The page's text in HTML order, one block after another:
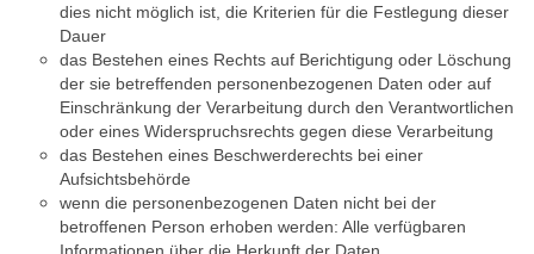
dies nicht möglich ist, die Kriterien für die Festlegung dieser
Dauer
das Bestehen eines Rechts auf Berichtigung oder Löschung
der sie betreffenden personenbezogenen Daten oder auf
Einschränkung der Verarbeitung durch den Verantwortlichen
oder eines Widerspruchsrechts gegen diese Verarbeitung
das Bestehen eines Beschwerderechts bei einer
Aufsichtsbehörde
wenn die personenbezogenen Daten nicht bei der
betroffenen Person erhoben werden: Alle verfügbaren